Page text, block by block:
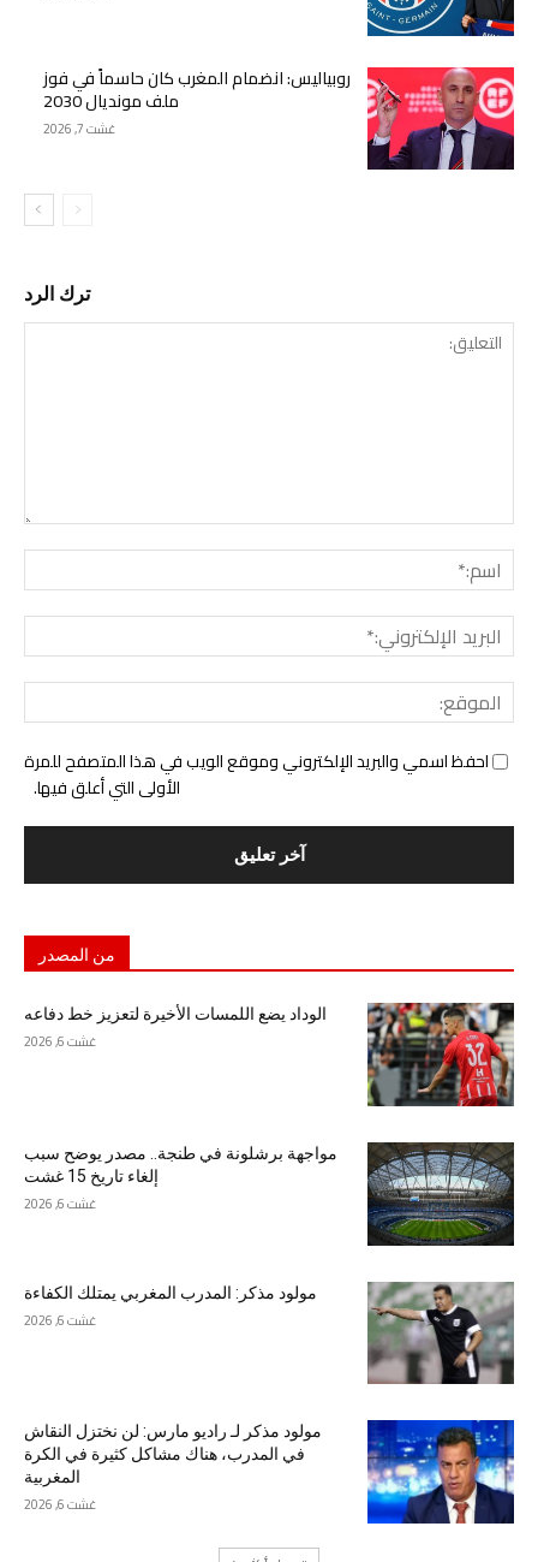
روبياليس: انضمام المغرب كان حاسماً في فوز
ملف مونديال 2030
غشت 7, 2026
ترك الرد
احفظ اسمي والبريد الإلكتروني وموقع الويب في هذا المتصفح للمرة
الأولى التي أعلق فيها.
من المصدر
الوداد يضع اللمسات الأخيرة لتعزيز خط دفاعه
غشت 6, 2026
مواجهة برشلونة في طنجة.. مصدر يوضح سبب
إلغاء تاريخ 15 غشت
غشت 6, 2026
مولود مذكر: المدرب المغربي يمتلك الكفاءة
غشت 6, 2026
مولود مذكر لـ راديو مارس: لن نختزل النقاش
في المدرب، هناك مشاكل كثيرة في الكرة
المغربية
غشت 6, 2026